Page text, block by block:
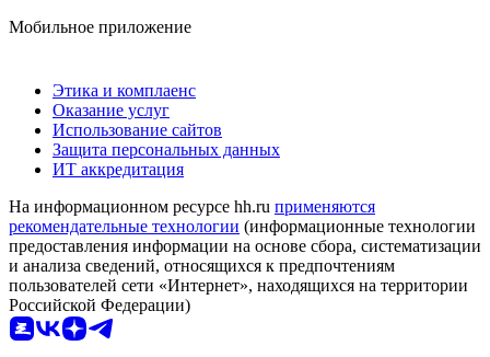
Мобильное приложение
Этика и комплаенс
Оказание услуг
Использование сайтов
Защита персональных данных
ИТ аккредитация
На информационном ресурсе hh.ru применяются
рекомендательные технологии (информационные технологии
предоставления информации на основе сбора, систематизации
и анализа сведений, относящихся к предпочтениям
пользователей сети «Интернет», находящихся на территории
Российской Федерации)